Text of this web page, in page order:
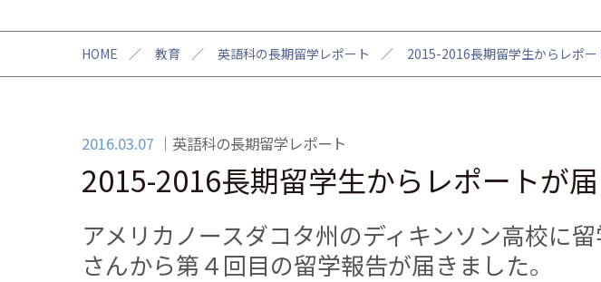
HOME ／ 教育 ／ 英語科の長期留学レポート ／ 2015-2016長期留学生からレポ
2016.03.07 英語科の長期留学レポート
2015-2016長期留学生からレポートが
アメリカノースダコタ州のディキンソン高校に
さんから第４回目の留学報告が届きました。